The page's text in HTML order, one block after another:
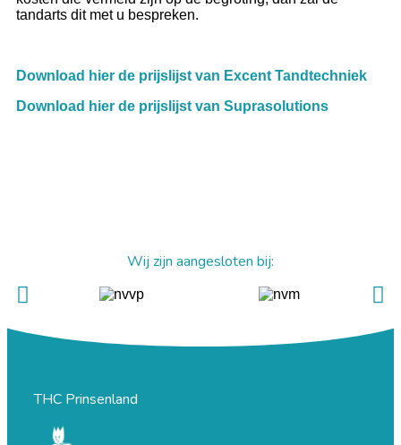
tandarts dit met u bespreken.
Download hier de prijslijst van Excent Tandtechniek
Download hier de prijslijst van Suprasolutions
Wij zijn aangesloten bij:
THC Prinsenland